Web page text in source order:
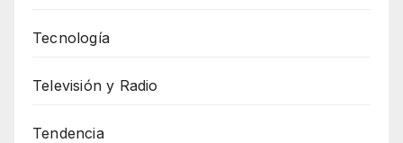
Tecnología
Televisión y Radio
Tendencia